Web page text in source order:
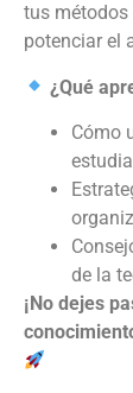
tus métodos
potenciar el
¿Qué
Cómo
de la
¡No dejes